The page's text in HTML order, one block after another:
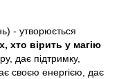
- утворюється
хто вірить у магію
дає підтримку,
своєю енергією, дає